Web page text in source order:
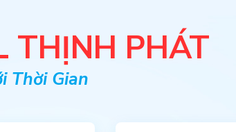
THỊNH PHÁT
Thời Gian